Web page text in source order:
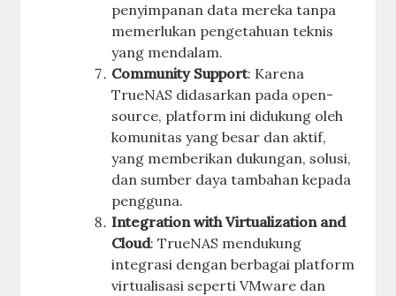
penyimpanan data mereka tanpa
memerlukan pengetahuan teknis
yang mendalam.
Community Support: Karena
TrueNAS didasarkan pada open-
source, platform ini didukung oleh
komunitas yang besar dan aktif,
yang memberikan dukungan, solusi,
dan sumber daya tambahan kepada
pengguna.
Integration with Virtualization and
Cloud: TrueNAS mendukung
integrasi dengan berbagai platform
virtualisasi seperti VMware dan